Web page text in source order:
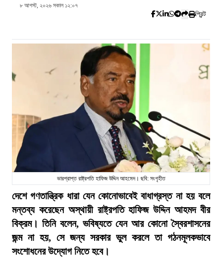
৮ আগস্ট, ২০২৬ সকাল ১২:০৭
প্রিন্ট
ভারপ্রাপ্ত রাষ্ট্রপতি হাফিজ উদ্দিন আহমেদ। ছবি: সংগৃহীত
দেশে গণতান্ত্রিক ধারা যেন কোনোভাবেই বাধাগ্রস্ত না হয় বলে
মন্তব্য করেছেন অস্থায়ী রাষ্ট্রপতি হাফিজ উদ্দিন আহমদ বীর
বিক্রম। তিনি বলেন, ভবিষ্যতে যেন আর কোনো স্বৈরশাসনের
জন্ম না হয়, সে জন্য সরকার ভুল করলে তা গঠনমূলকভাবে
সংশোধনের উদ্যোগ নিতে হবে।